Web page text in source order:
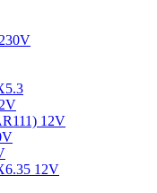
12V
12V